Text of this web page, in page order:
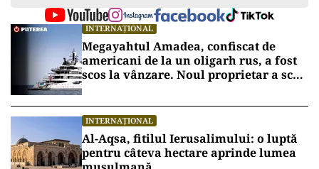
INTERNAȚIONAL
Megayahtul Amadea, confiscat de
americani de la un oligarh rus, a fost
scos la vânzare. Noul proprietar a scos
INTERNAȚIONAL
Al-Aqsa, fitilul Ierusalimului: o luptă
pentru câteva hectare aprinde lumea